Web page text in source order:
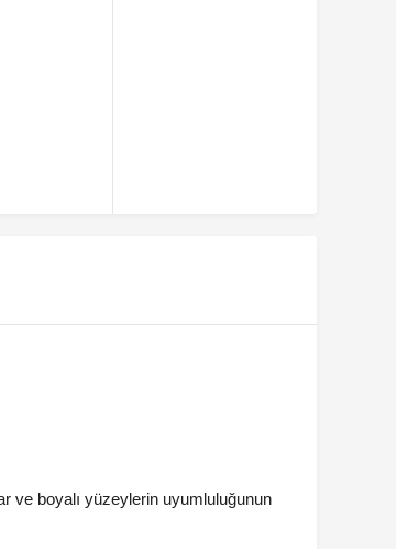
ve boyalı yüzeylerin uyumluluğunun